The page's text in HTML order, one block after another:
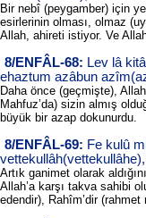
Bir nebî (peygamber) için
esirlerinin olması, olmaz
Allah, ahireti istiyor. Ve
8/ENFÂL-68: Lev lâ
ehaztum azâbun
Daha önce (geçmişte),
Mahfuz’da) sizin almış
büyük bir azap dokunurdu.
8/ENFÂL-69: Fe kulû
Artık ganimet olarak
Allah’a karşı takva sahibi
edendir), Rahîm’dir (rahmet